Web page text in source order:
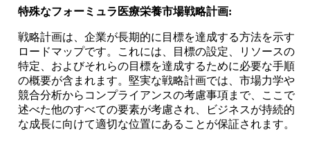
特殊なフォーミュラ医療栄養市場戦略計画:
戦略計画は、企業が長期的に目標を達成する方法を示す
ロードマップです。これには、目標の設定、リソースの
特定、およびそれらの目標を達成するために必要な手順
の概要が含まれます。堅実な戦略計画では、市場力学や
競合分析からコンプライアンスの考慮事項まで、ここで
述べた他のすべての要素が考慮され、ビジネスが持続的
な成長に向けて適切な位置にあることが保証されます。